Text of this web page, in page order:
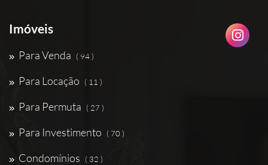
Imóveis
Para Venda ( 94 )
Para Locação ( 11 )
Para Permuta ( 27 )
Para Investimento ( 70 )
Condomínios ( 32 )